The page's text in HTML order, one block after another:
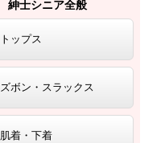
紳士シニア全般
トップス
ズボン・スラックス
肌着・下着